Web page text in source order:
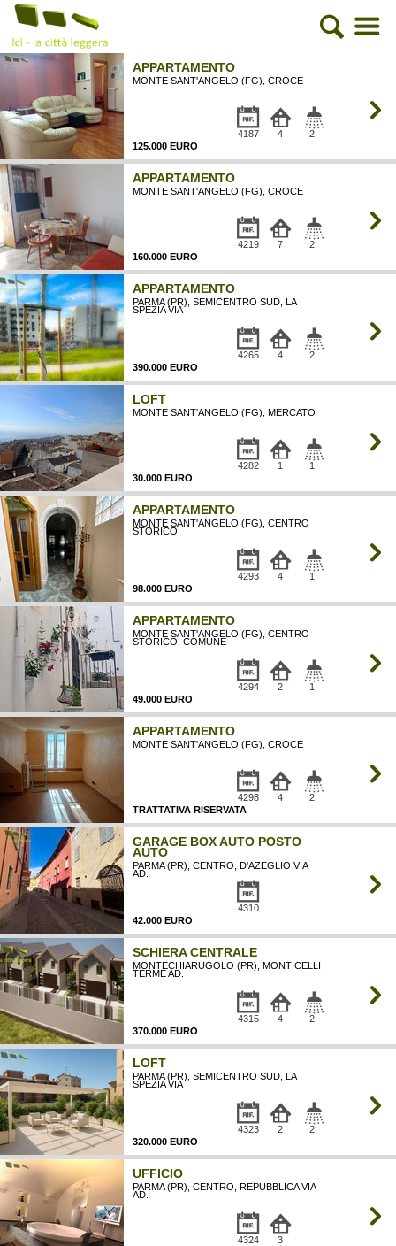
APPARTAMENTO
MONTE SANT'ANGELO (FG), CROCE
125.000 EURO
4187 4 2
APPARTAMENTO
MONTE SANT'ANGELO (FG), CROCE
160.000 EURO
4219 7 2
APPARTAMENTO
PARMA (PR), SEMICENTRO SUD, LA
SPEZIA VIA
390.000 EURO
4265 4 2
LOFT
MONTE SANT'ANGELO (FG), MERCATO
30.000 EURO
4282 1 1
APPARTAMENTO
MONTE SANT'ANGELO (FG), CENTRO
STORICO
98.000 EURO
4293 4 1
APPARTAMENTO
MONTE SANT'ANGELO (FG), CENTRO
STORICO, COMUNE
49.000 EURO
4294 2 1
APPARTAMENTO
MONTE SANT'ANGELO (FG), CROCE
TRATTATIVA RISERVATA
4298 4 2
GARAGE BOX AUTO POSTO
AUTO
PARMA (PR), CENTRO, D'AZEGLIO VIA
AD.
42.000 EURO
4310
SCHIERA CENTRALE
MONTECHIARUGOLO (PR), MONTICELLI
TERME AD.
370.000 EURO
4315 4 2
LOFT
PARMA (PR), SEMICENTRO SUD, LA
SPEZIA VIA
320.000 EURO
4323 2 2
UFFICIO
PARMA (PR), CENTRO, REPUBBLICA VIA
AD.
4324 3